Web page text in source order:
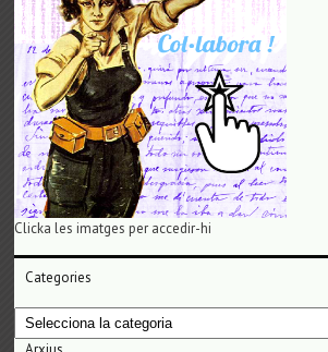
Clicka les imatges per accedir-hi
Categories
Categories